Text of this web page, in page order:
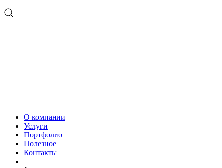
О компании
Услуги
Портфолио
Полезное
Контакты